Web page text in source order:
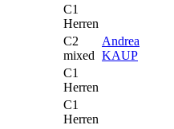
C1
Herren
C2
mixed
Andrea
KAUP
C1
Herren
C1
Herren